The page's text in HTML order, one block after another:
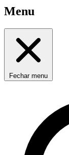
Menu
Fechar menu